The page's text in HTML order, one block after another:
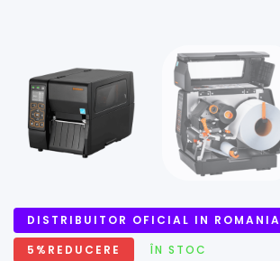
DISTRIBUITOR OFICIAL IN ROMANIA
5%REDUCERE
ÎN STOC